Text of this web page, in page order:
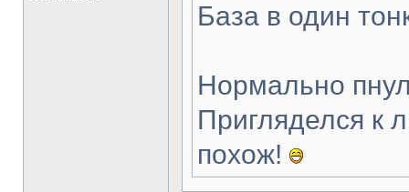
База в один
Нормально
Пригляделся к
похож!